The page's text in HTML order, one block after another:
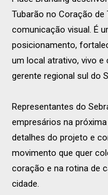
Tubarão no Coração
comunicação visual. É
posicionamento,
um local atrativo, vivo e
gerente regional sul do
Representantes do
empresários na
detalhes do projeto e
movimento que quer
coração e na rotina de
cidade.